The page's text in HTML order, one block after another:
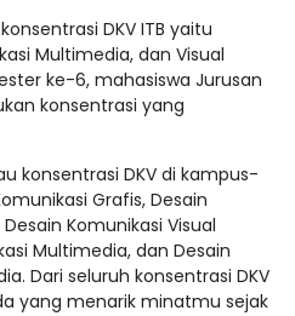
DKV ITB yaitu
Multimedia, dan Visual
ke-6, mahasiswa Jurusan
konsentrasi yang
konsentrasi DKV di kampus-
Grafis, Desain
Komunikasi Visual
Multimedia, dan Desain
Dari seluruh konsentrasi DKV
yang menarik minatmu sejak